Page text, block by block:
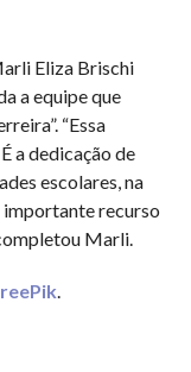
Eliza Brischi
a equipe que
“Essa
a dedicação de
escolares, na
importante recurso
Marli.
.